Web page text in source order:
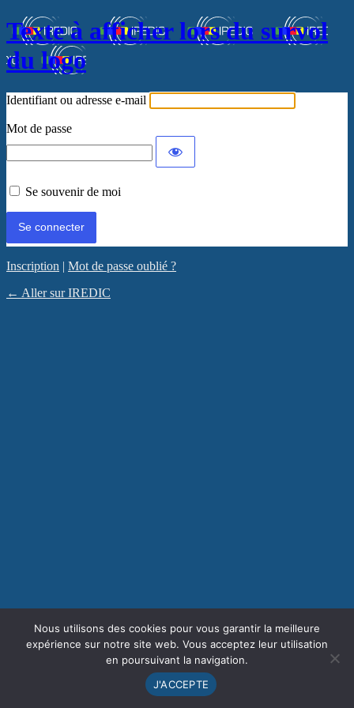
Texte à afficher lors du survol
du logo
Identifiant ou adresse e-mail
Mot de passe
Se souvenir de moi
Inscription | Mot de passe oublié ?
← Aller sur IREDIC
Nous utilisons des cookies pour vous garantir la meilleure
expérience sur notre site web. Vous acceptez leur utilisation
en poursuivant la navigation.
J'ACCEPTE